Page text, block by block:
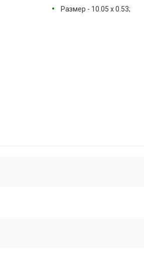
Размер - 10.05 х 0.53;